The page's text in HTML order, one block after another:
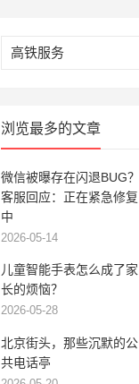
浏览最多的文章
微信被曝存在闪退BUG？
客服回应：正在紧急修复
中
2026-05-14
儿童智能手表怎么成了家
长的烦恼？
2026-05-28
北京街头，那些沉默的公
共电话亭